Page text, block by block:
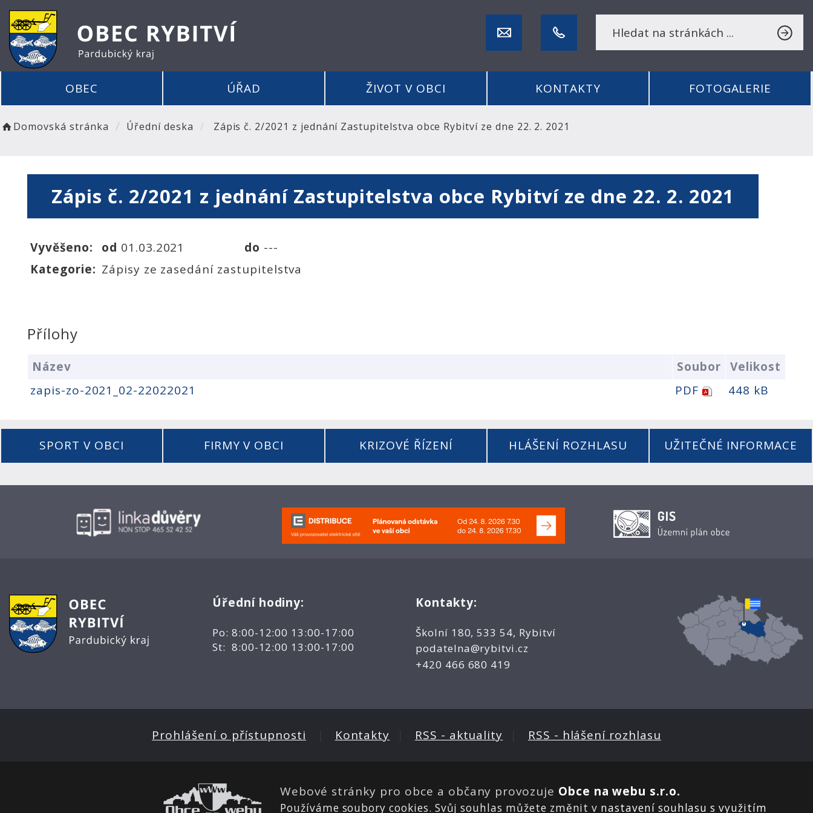
OBEC ÚŘAD ŽIVOT V OBCI KONTAKTY FOTOGALERIE
Domovská stránka Úřední deska Zápis č. 2/2021 z jednání Zastupitelstva obce Rybitví ze dne 22. 2. 2021
Zápis č. 2/2021 z jednání Zastupitelstva obce Rybitví ze dne 22. 2. 2021
Vyvěšeno: od 01.03.2021 do ---
Kategorie: Zápisy ze zasedání zastupitelstva
Přílohy
Název Soubor
Velikost
zapis-zo-2021_02-22022021
PDF 448 kB
SPORT V OBCI FIRMY V OBCI KRIZOVÉ ŘÍZENÍ HLÁŠENÍ ROZHLASU UŽITEČNÉ INFORMACE
Úřední hodiny:
Po: 8:00-12:00 13:00-17:00
St: 8:00-12:00 13:00-17:00
Kontakty:
Školní 180, 533 54, Rybitví
podatelna@rybitvi.cz
+420 466 680 419
Prohlášení o přístupnosti Kontakty RSS - aktuality RSS - hlášení rozhlasu
Webové stránky pro obce a občany provozuje Obce na webu s.r.o.
Používáme soubory cookies. Svůj souhlas můžete změnit v nastavení souhlasu s využitím